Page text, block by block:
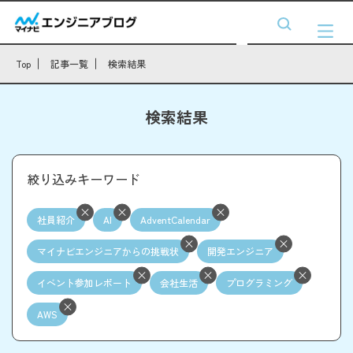
Top 記事一覧 検索結果
検索結果
絞り込みキーワード
社員紹介 AI AdventCalendar
マイナビエンジニアからの挑戦状 開発エンジニア
イベント参加レポート 会社生活 プログラミング
AWS